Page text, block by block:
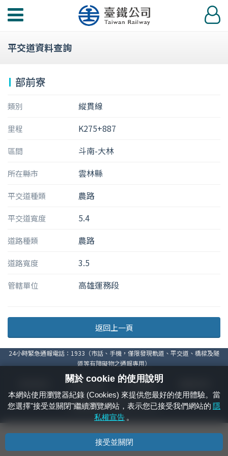
功
選
登
入
平交道資料查詢
部前寮
類別 縱貫線
里程 K275+887
區間 斗南-大林
所在縣市 雲林縣
平交道種類 農路
平交道寬度 5.4
道路種類 農路
道路寬度 3.5
管轄單位 高雄運務段
返回上一頁
24小時緊急通報電話：1933（市話、手機，僅限發現軌道、平交道、橋樑及隧
道等有障礙物之通報專用）
資通安全政策 著作權聲明
國營臺灣鐵路股份有限公司 © 版權所有
本頁產生時間： 2026/08/06 22:22:09
關於 cookie 的使用說明
本網站使用瀏覽器紀錄 (Cookies) 來提供您最好的使用體驗。當
您選擇"接受並關閉"繼續瀏覽網站，表示您已接受我們網站的 隱
私權宣告 。
接受並關閉